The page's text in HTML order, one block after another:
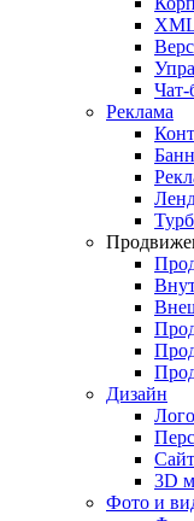
Чат-
Реклама
Дизайн
3D
Фото и